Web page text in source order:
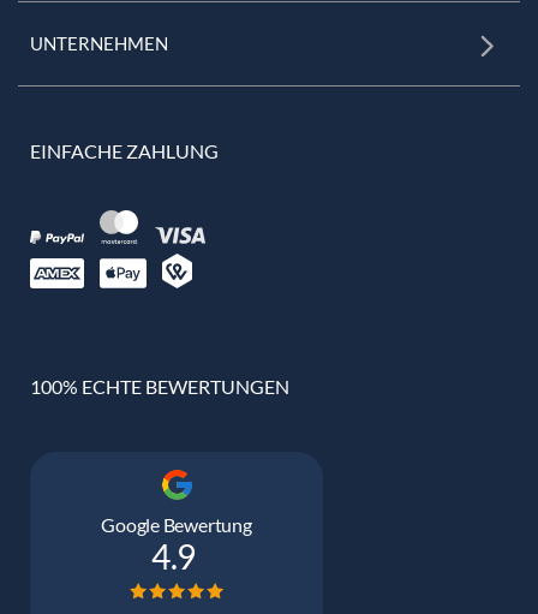
UNTERNEHMEN
EINFACHE ZAHLUNG
100% ECHTE BEWERTUNGEN
Google Bewertung
4.9